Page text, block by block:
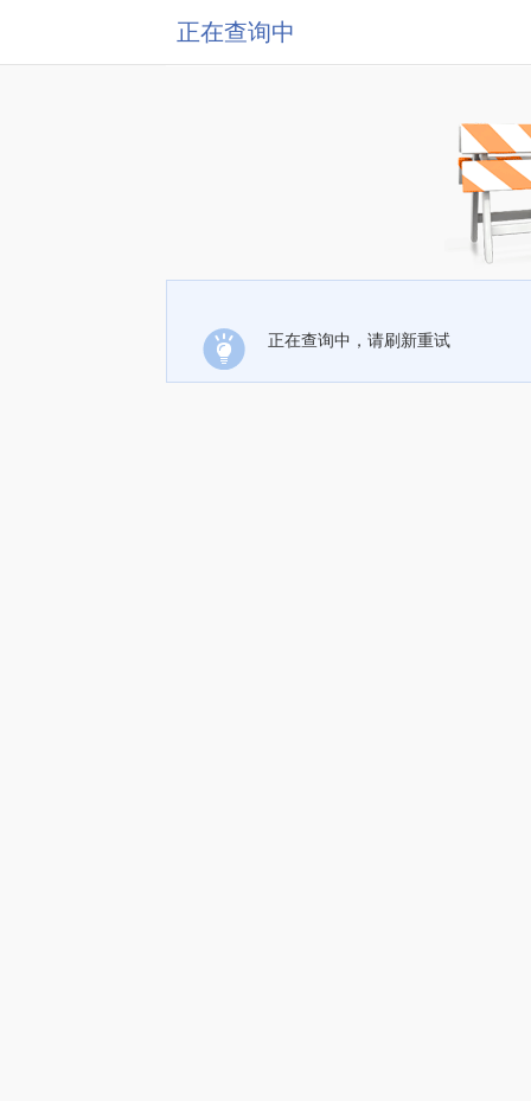
正在查询中
正在查询中，请刷新重试